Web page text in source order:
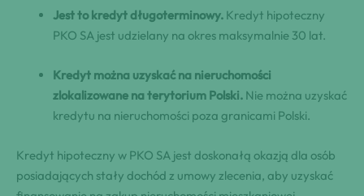
Jest to kredyt długoterminowy. Kredyt hipoteczny
PKO SA jest udzielany na okres maksymalnie 30 lat.
Kredyt można uzyskać na nieruchomości
zlokalizowane na terytorium Polski. Nie można uzyskać
kredytu na nieruchomości poza granicami Polski.
Kredyt hipoteczny w PKO SA jest doskonałą okazją dla osób
posiadających stały dochód z umowy zlecenia, aby uzyskać